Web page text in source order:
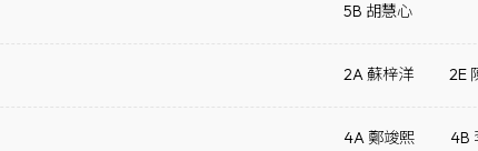
5B 胡慧心
2A 蘇梓洋 2E
4A 鄭竣熙 4B